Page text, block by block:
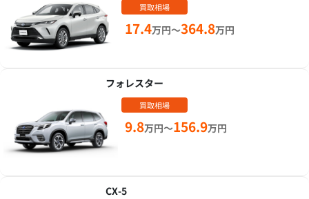
買取相場
17.4万円～364.8万円
フォレスター
買取相場
9.8万円～156.9万円
CX-5